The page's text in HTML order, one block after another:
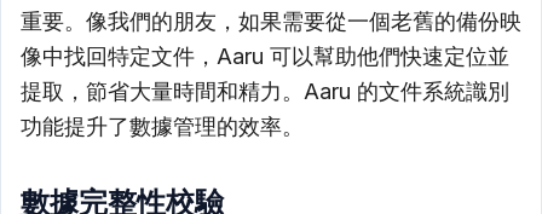
重要。像我們的朋友，如果需要從一個老舊的備份映
像中找回特定文件，Aaru 可以幫助他們快速定位並
提取，節省大量時間和精力。Aaru 的文件系統識別
功能提升了數據管理的效率。
數據完整性校驗